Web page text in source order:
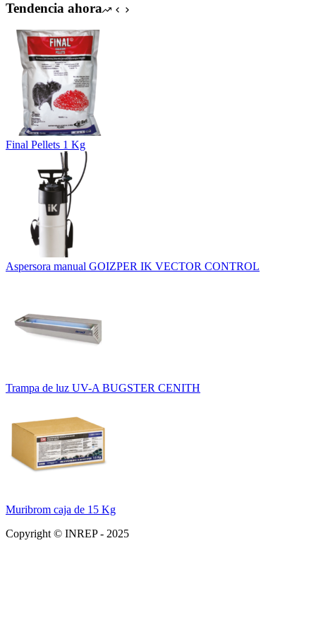
Tendencia ahora
Final Pellets 1 Kg
Aspersora manual GOIZPER IK VECTOR CONTROL
Trampa de luz UV-A BUGSTER CENITH
Muribrom caja de 15 Kg
Copyright © INREP - 2025